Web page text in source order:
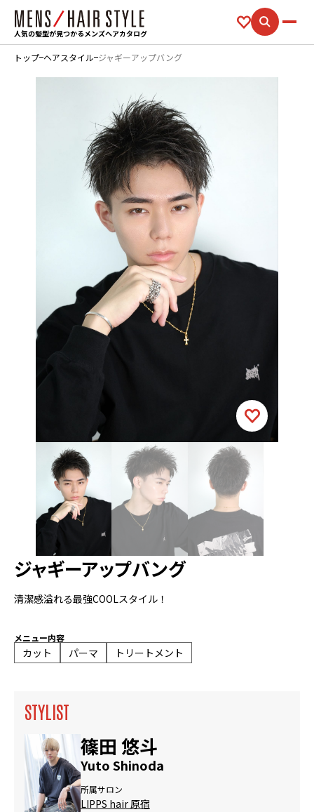
人気の髪型が見つかるメンズヘアカタログ
トップ ヘアスタイル ジャギーアップバング
ジャギーアップバング
清潔感溢れる最強COOLスタイル！
メニュー内容
カット パーマ トリートメント
STYLIST
篠田 悠斗
Yuto Shinoda
所属サロン
LIPPS hair 原宿